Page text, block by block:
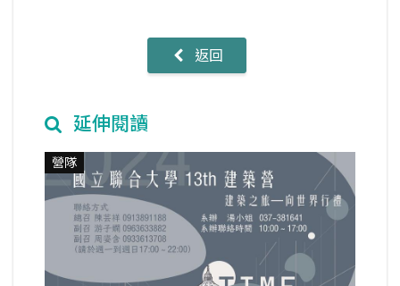
返回
延伸閱讀
營隊